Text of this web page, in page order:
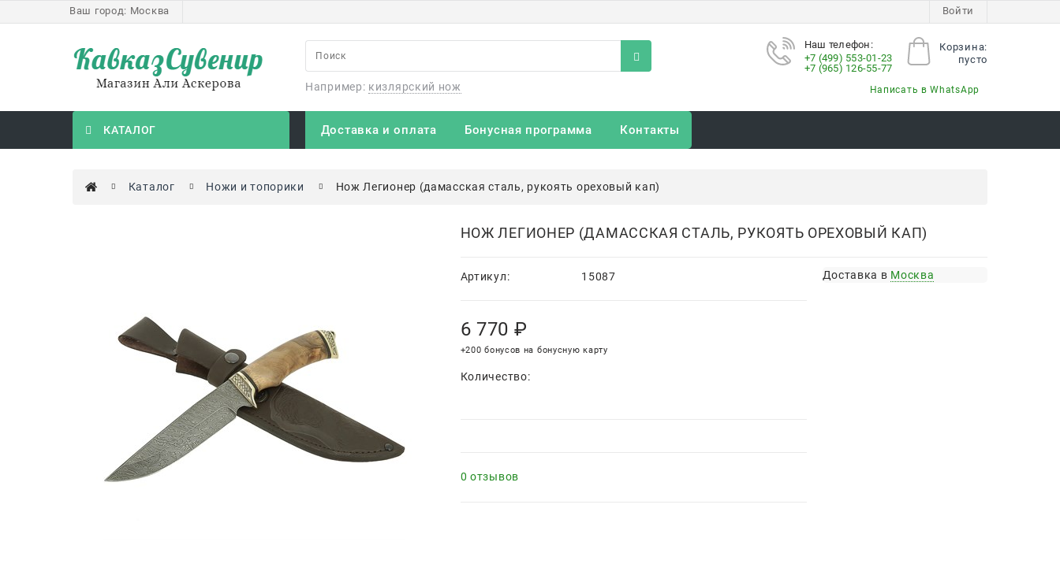
Ваш город: Москва Войти
Например: кизлярский нож
Корзина:
пусто
Наш телефон:
+7 (499) 553-01-23
+7 (965) 126-55-77
Написать в WhatsApp
КАТАЛОГ Доставка и оплата Бонусная программа Контакты
Каталог Ножи и топорики Нож Легионер (дамасская сталь, рукоять ореховый кап)
НОЖ ЛЕГИОНЕР (ДАМАССКАЯ СТАЛЬ, РУКОЯТЬ ОРЕХОВЫЙ КАП)
Артикул: 15087
6 770 ₽
+200 бонусов на бонусную карту
Количество:
0 отзывов
Доставка в Москва